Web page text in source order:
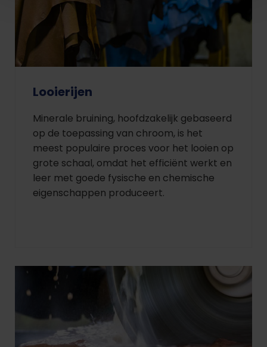
Looierijen
Minerale bruining, hoofdzakelijk gebaseerd
op de toepassing van chroom, is het
meest populaire proces voor het looien op
grote schaal, omdat het efficiënt werkt en
leer met goede fysische en chemische
eigenschappen produceert.